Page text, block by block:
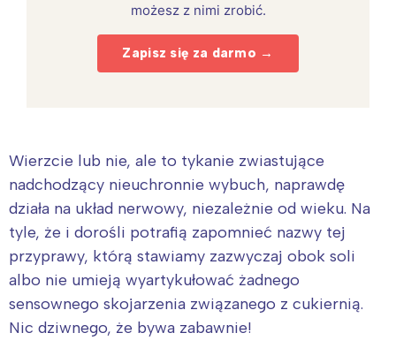
możesz z nimi zrobić.
Zapisz się za darmo →
Wierzcie lub nie, ale to tykanie zwiastujące
nadchodzący nieuchronnie wybuch, naprawdę
działa na układ nerwowy, niezależnie od wieku. Na
tyle, że i dorośli potrafią zapomnieć nazwy tej
przyprawy, którą stawiamy zazwyczaj obok soli
albo nie umieją wyartykułować żadnego
sensownego skojarzenia związanego z cukiernią.
Nic dziwnego, że bywa zabawnie!